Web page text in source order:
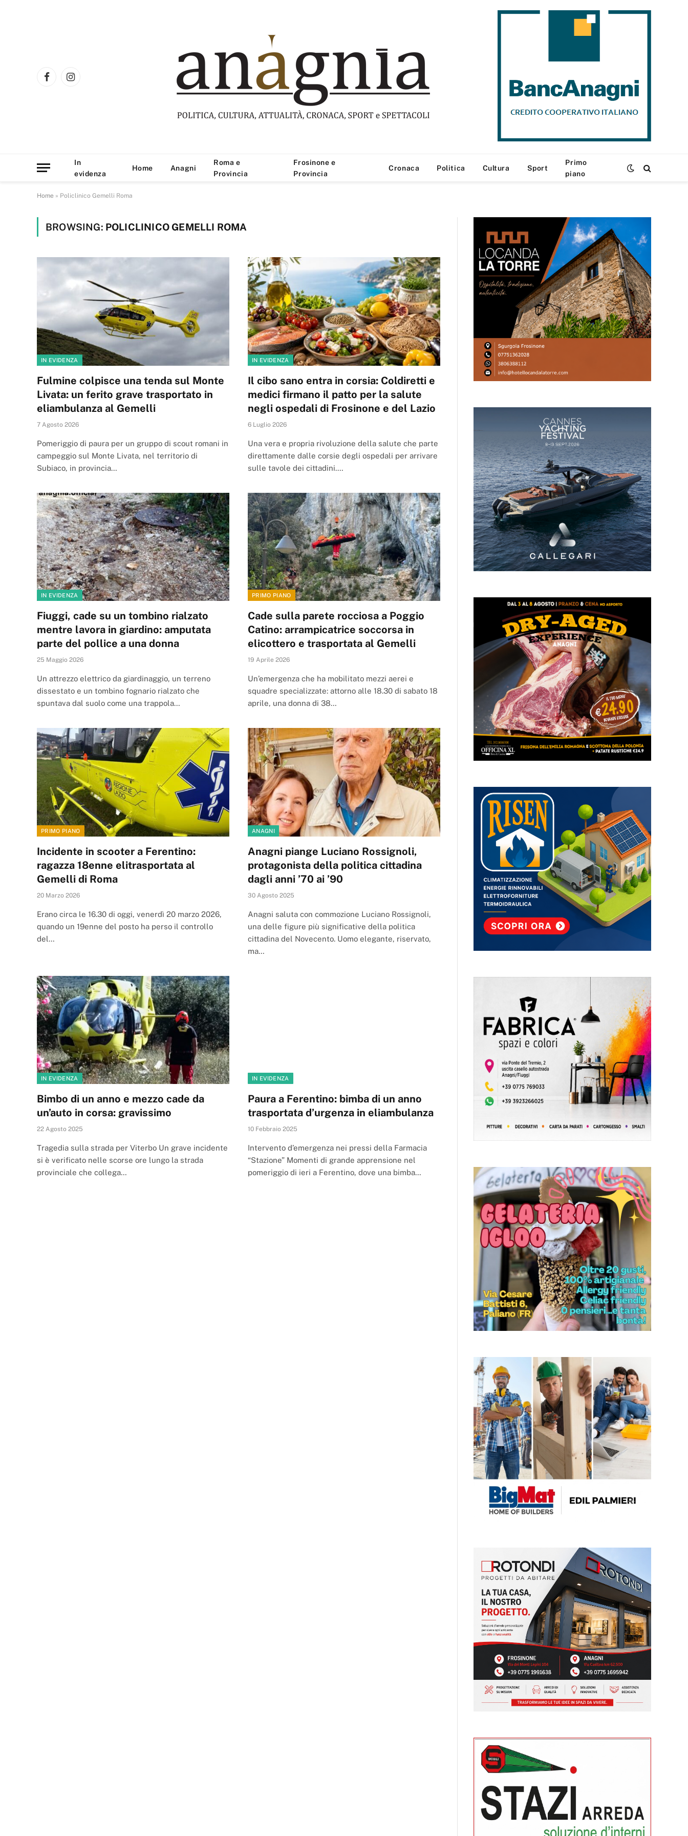
FacebookInstagram
In
evidenza
Home Anagni
Roma e
Provincia
Frosinone e
Provincia
Cronaca Politica Cultura Sport
Primo
piano
Home » Policlinico Gemelli Roma
BROWSING: POLICLINICO GEMELLI ROMA
IN EVIDENZA
Fulmine colpisce una tenda sul Monte
Livata: un ferito grave trasportato in
eliambulanza al Gemelli
7 Agosto 2026
Pomeriggio di paura per un gruppo di scout romani in
campeggio sul Monte Livata, nel territorio di
Subiaco, in provincia…
IN EVIDENZA
Il cibo sano entra in corsia: Coldiretti e
medici firmano il patto per la salute
negli ospedali di Frosinone e del Lazio
6 Luglio 2026
Una vera e propria rivoluzione della salute che parte
direttamente dalle corsie degli ospedali per arrivare
sulle tavole dei cittadini.…
IN EVIDENZA
Fiuggi, cade su un tombino rialzato
mentre lavora in giardino: amputata
parte del pollice a una donna
25 Maggio 2026
Un attrezzo elettrico da giardinaggio, un terreno
dissestato e un tombino fognario rialzato che
spuntava dal suolo come una trappola…
PRIMO PIANO
Cade sulla parete rocciosa a Poggio
Catino: arrampicatrice soccorsa in
elicottero e trasportata al Gemelli
19 Aprile 2026
Un’emergenza che ha mobilitato mezzi aerei e
squadre specializzate: attorno alle 18.30 di sabato 18
aprile, una donna di 38…
PRIMO PIANO
Incidente in scooter a Ferentino:
ragazza 18enne elitrasportata al
Gemelli di Roma
20 Marzo 2026
Erano circa le 16.30 di oggi, venerdì 20 marzo 2026,
quando un 19enne del posto ha perso il controllo
del…
ANAGNI
Anagni piange Luciano Rossignoli,
protagonista della politica cittadina
dagli anni ’70 ai ’90
30 Agosto 2025
Anagni saluta con commozione Luciano Rossignoli,
una delle figure più significative della politica
cittadina del Novecento. Uomo elegante, riservato,
ma…
IN EVIDENZA
Bimbo di un anno e mezzo cade da
un’auto in corsa: gravissimo
22 Agosto 2025
Tragedia sulla strada per Viterbo Un grave incidente
si è verificato nelle scorse ore lungo la strada
provinciale che collega…
IN EVIDENZA
Paura a Ferentino: bimba di un anno
trasportata d’urgenza in eliambulanza
10 Febbraio 2025
Intervento d’emergenza nei pressi della Farmacia
“Stazione” Momenti di grande apprensione nel
pomeriggio di ieri a Ferentino, dove una bimba…